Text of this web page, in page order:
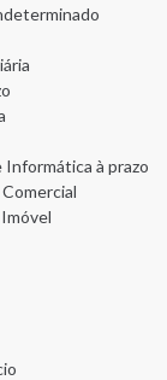
à prazo